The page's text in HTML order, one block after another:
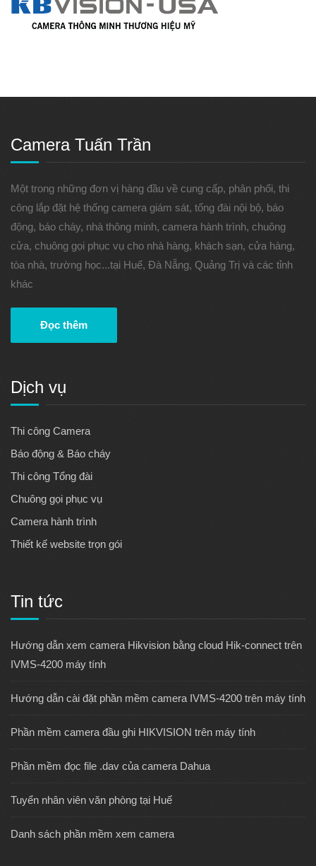
Camera Tuấn Trần
Một trong những đơn vị hàng đầu về cung cấp, phân phối, thi
công lắp đặt hệ thống camera giám sát, tổng đài nội bộ, báo
động, báo cháy, nhà thông minh, camera hành trình, chuông
cửa, chuông gọi phục vụ cho nhà hàng, khách sạn, cửa hàng,
tòa nhà, trường học...tại Huế, Đà Nẵng, Quảng Trị và các tỉnh
khác
Đọc thêm
Dịch vụ
Thi công Camera
Báo động & Báo cháy
Thi công Tổng đài
Chuông gọi phục vụ
Camera hành trình
Thiết kế website trọn gói
Tin tức
Hướng dẫn xem camera Hikvision bằng cloud Hik-connect trên
IVMS-4200 máy tính
Hướng dẫn cài đặt phần mềm camera IVMS-4200 trên máy tính
Phần mềm camera đầu ghi HIKVISION trên máy tính
Phần mềm đọc file .dav của camera Dahua
Tuyển nhân viên văn phòng tại Huế
Danh sách phần mềm xem camera